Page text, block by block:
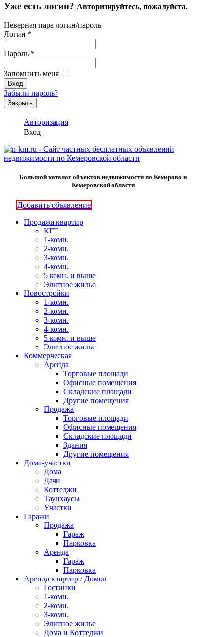
Уже есть логин? Авторизируйтесь, пожалуйста.
Неверная пара логин/пароль
Логин *
Пароль *
Запомнить меня
Забыли пароль?
Закрыть
Авторизация
Вход
Большой каталог объектов недвижимости по Кемерово и
Кемеровской области
Добавить объявление
Продажа квартир
КГТ
1-комн.
2-комн.
3-комн.
4-комн.
5 комн. и выше
Элитное жилье
Новостройки
1-комн.
2-комн.
3-комн.
4-комн.
5 комн. и выше
Элитное жилье
Коммерческая
Аренда
Торговые площади
Офисные помещения
Складские площади
Другие помещения
Продажа
Торговые площади
Офисные помещения
Складские площади
Здания
Другие помещения
Дома-участки
Дома
Дачи
Коттеджи
Таунхаусы
Участки
Гаражи
Продажа
Гараж
Парковка
Аренда
Гараж
Парковка
Аренда квартир / Домов
Гостинки
1-комн.
2-комн.
3-комн.
Элитное жилье
Дома и Коттеджи